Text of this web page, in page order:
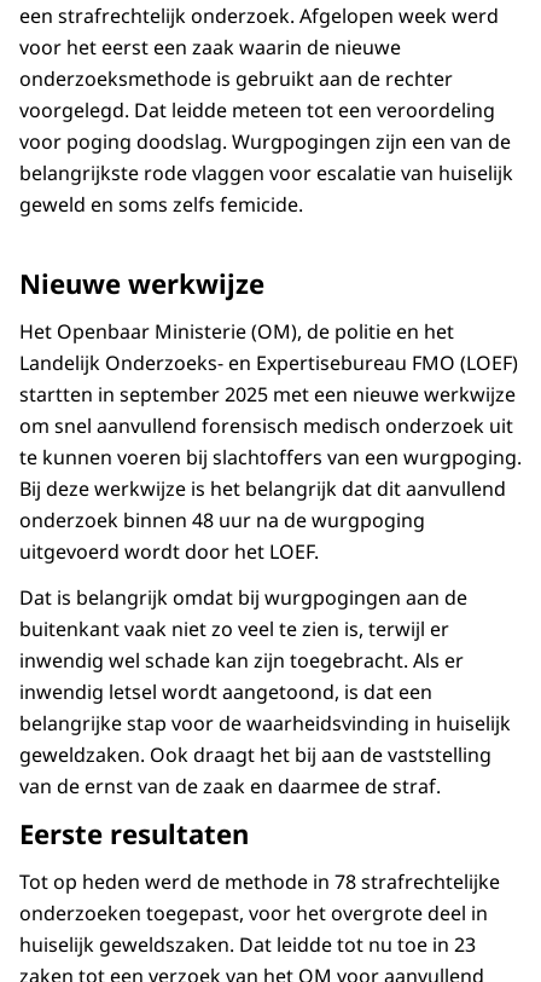
een strafrechtelijk onderzoek. Afgelopen week werd
voor het eerst een zaak waarin de nieuwe
onderzoeksmethode is gebruikt aan de rechter
voorgelegd. Dat leidde meteen tot een veroordeling
voor poging doodslag. Wurgpogingen zijn een van de
belangrijkste rode vlaggen voor escalatie van huiselijk
geweld en soms zelfs femicide.
Nieuwe werkwijze
Het Openbaar Ministerie (OM), de politie en het
Landelijk Onderzoeks- en Expertisebureau FMO (LOEF)
startten in september 2025 met een nieuwe werkwijze
om snel aanvullend forensisch medisch onderzoek uit
te kunnen voeren bij slachtoffers van een wurgpoging.
Bij deze werkwijze is het belangrijk dat dit aanvullend
onderzoek binnen 48 uur na de wurgpoging
uitgevoerd wordt door het LOEF.
Dat is belangrijk omdat bij wurgpogingen aan de
buitenkant vaak niet zo veel te zien is, terwijl er
inwendig wel schade kan zijn toegebracht. Als er
inwendig letsel wordt aangetoond, is dat een
belangrijke stap voor de waarheidsvinding in huiselijk
geweldzaken. Ook draagt het bij aan de vaststelling
van de ernst van de zaak en daarmee de straf.
Eerste resultaten
Tot op heden werd de methode in 78 strafrechtelijke
onderzoeken toegepast, voor het overgrote deel in
huiselijk geweldszaken. Dat leidde tot nu toe in 23
zaken tot een verzoek van het OM voor aanvullend